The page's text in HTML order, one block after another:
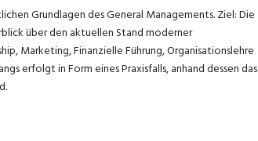
Grundlagen des General Managements. Ziel: Die
über den aktuellen Stand moderner
Marketing, Finanzielle Führung, Organisationslehre
erfolgt in Form eines Praxisfalls, anhand dessen das